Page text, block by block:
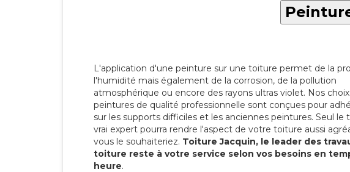
L'application d'une peinture sur une toiture permet de la
l'humidité mais également de la corrosion, de la pollution
atmosphérique ou encore des rayons ultras violet. Nos
peintures de qualité professionnelle sont conçues pour
sur les supports difficiles et les anciennes peintures. Seul le
vrai expert pourra rendre l'aspect de votre toiture aussi
vous le souhaiteriez. Toiture Jacquin, le leader des
toiture reste à votre service selon vos besoins en
heure.